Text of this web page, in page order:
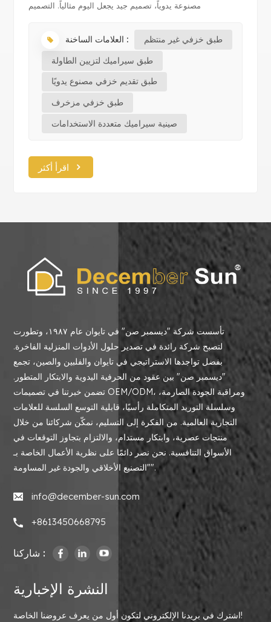
مصنوعة يدوياً، تصميم جيد يجعل اليوم مثالياً. التصميم
العلامات الساخنة :
طبق خزفي غير منتظم
طبق سيراميك لتزيين الطاولة
طبق تقديم خزفي مصنوع يدويًا
طبق خزفي مزخرف
صينية سيراميك متعددة الاستخدامات
اقرأ أكثر
تأسست شركة "ديسمبر صن" في تايوان عام ١٩٨٧، وتطورت
لتصبح شركة رائدة في تصدير حلول الأدوات المنزلية الفاخرة.
بفضل تواجدها الاستراتيجي في تايوان والفلبين والصين، تجمع
"ديسمبر صن" بين عقود من الحرفية اليدوية والابتكار المتطور.
تضمن خبرتنا في تصميمات OEM/ODM، ومراقبة الجودة الصارمة،
وسلسلة التوريد المتكاملة رأسيًا، قابلية التوسع السلسة للعلامات
التجارية العالمية. من الفكرة إلى التسليم، نمكّن شركائنا من خلال
منتجات عصرية، وابتكار مستدام، والالتزام بتجاوز التوقعات في
الأسواق التنافسية. نحن نصر دائمًا على نظرية الأعمال الخاصة بـ
"التصنيع الأخلاقي والجودة غير المساومة".
info@december-sun.com
+8613450668795
شاركنا :
النشرة الإخبارية
اشترك في بريدنا الإلكتروني لتكون أول من يعرف عروضنا الخاصة!